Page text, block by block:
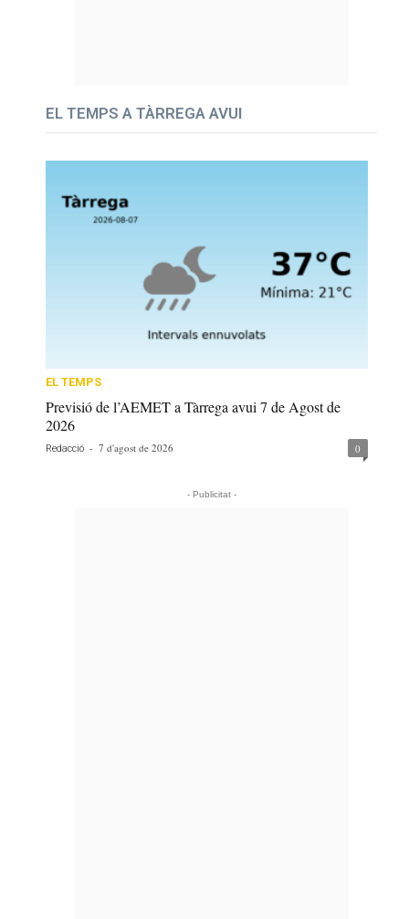
EL TEMPS A TÀRREGA AVUI
EL TEMPS
Previsió de l’AEMET a Tàrrega avui 7 de Agost de
2026
Redacció - 7 d'agost de 2026 0
- Publicitat -